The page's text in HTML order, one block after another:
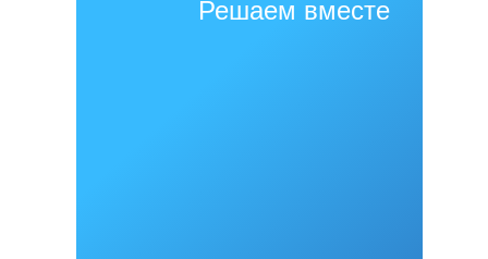
Решаем вместе